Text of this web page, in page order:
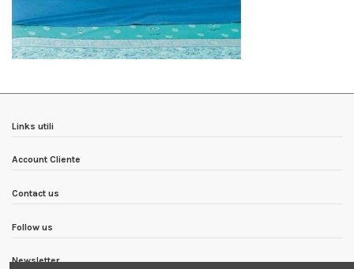
Links utili
Account Cliente
Contact us
Follow us
Newsletter